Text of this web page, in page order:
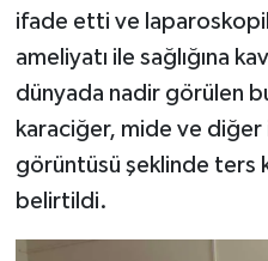
ifade etti ve
ameliyatı ile sağlığına
dünyada nadir görülen
karaciğer, mide ve diğer
görüntüsü şeklinde ters
belirtildi.